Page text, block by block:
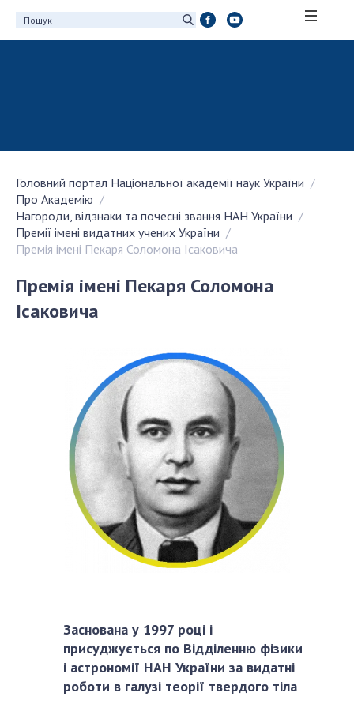
100-річчя Національної академії наук
Нагороди, відзнаки та почесні звання НАН
України
Персональний склад
Благодійний фонд імені Бориса Патона
Концепція розвитку Національної академії
наук України
СТРУКТУРА
Президія НАН України
Апарат Президії
Секція фізико-технічних і математичних
Секція хімічних і біологічних наук
Секція суспільних і гуманітарних наук
Установи при Президії
Громадські організації
Головний портал Національної академії наук України
Про Академію
Нагороди, відзнаки та почесні звання НАН України
Премії імені видатних учених України
Премія імені Пекаря Соломона Ісаковича
Премія імені Пекаря Соломона
Ісаковича
Заснована у 1997 році і
присуджується по Відділенню фізики
і астрономії НАН України за видатні
роботи в галузі теорії твердого тіла